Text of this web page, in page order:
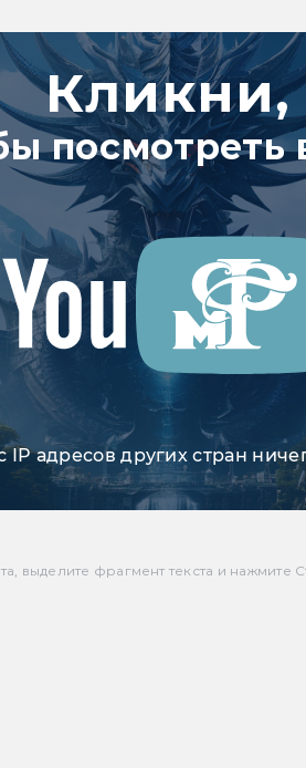
Кликни,
посмотреть
IP адресов других стран
выделите фрагмент текста и нажмите